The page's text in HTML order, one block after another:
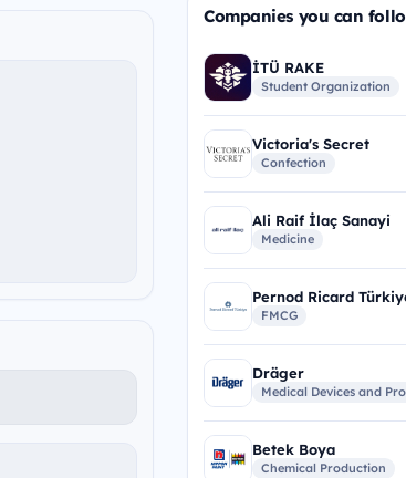
Companies you can
İTÜ RAKE
Student Organization
Victoria's Secret
Confection
Ali Raif İlaç Sanayi
Medicine
Pernod Ricard
FMCG
Dräger
Medical Devices and
Betek Boya
Chemical Production